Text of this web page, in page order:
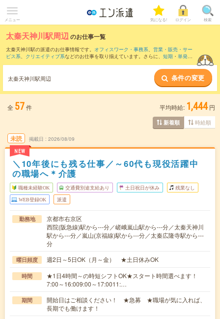
メニュー 気になる! ログイン 検索
太秦天神川駅周辺のお仕事一覧
太秦天神川駅の派遣のお仕事情報です。 オフィスワーク・事務系、 営業・販売・サー
ビス系、 クリエイティブ系などのお仕事を取り揃えています。さらに、 短期 ・ 単発な
また、烏丸駅・京都駅 西大路駅
など近隣駅のお仕
事もご確認いただけます。
太秦天神川駅周辺 条件の変更
全 57件 平均時給: 1,444 円
新着順 時給順
未読
NEW
掲載日 2026/08/09
＼10年後にも残る仕事／～60代も現役活躍中
の職場へ＊介護
職種未経験OK 交通費別途支給あり 土日祝日が休み 残業なし
WEB登録OK 派遣
勤務地
京都市右京区
西院(阪急線)駅から---分／嵯峨嵐山駅から---分／太秦天神川
駅から---分／嵐山(京福線)駅から---分／太秦広隆寺駅から---
分
曜日頻度 週2日～5日OK（月～金） ★土日休みOK
時間
★1日4時間～の時短シフトOK★スタート時間選べます！
7:00～16:009:00～17:0011:…
期間
開始日はご相談ください！ ★急募 ★職場が気に入れば、
長期でも働けます！